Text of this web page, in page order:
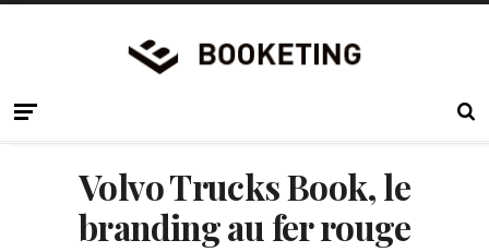
Volvo Trucks Book, le
branding au fer rouge